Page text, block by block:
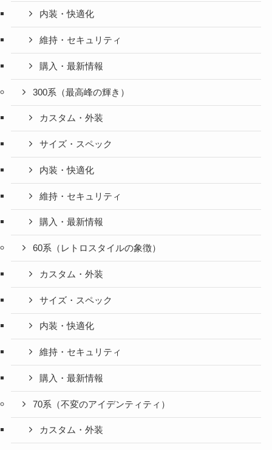
内装・快適化
維持・セキュリティ
購入・最新情報
300系（最高峰の輝き）
カスタム・外装
サイズ・スペック
内装・快適化
維持・セキュリティ
購入・最新情報
60系（レトロスタイルの象徴）
カスタム・外装
サイズ・スペック
内装・快適化
維持・セキュリティ
購入・最新情報
70系（不変のアイデンティティ）
カスタム・外装